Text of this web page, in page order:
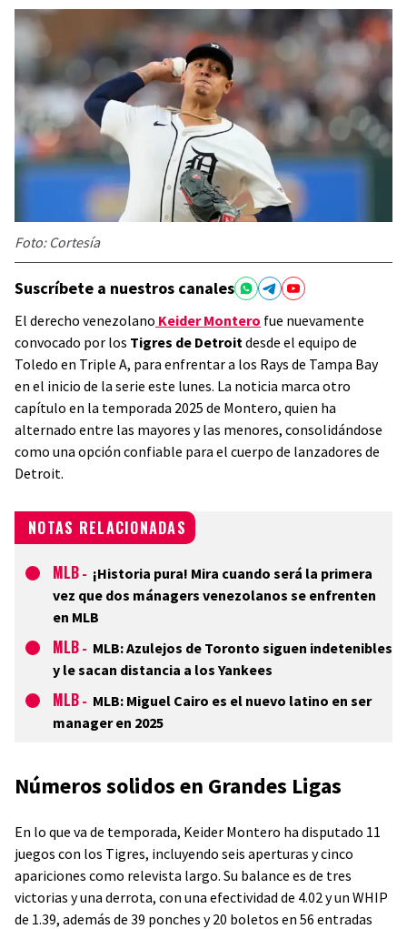
Foto: Cortesía
Suscríbete a nuestros canales
El derecho venezolano Keider Montero fue nuevamente
convocado por los Tigres de Detroitdesde el equipo de
Toledo en Triple A, para enfrentar a los Rays de Tampa Bay
en el inicio de la serie este lunes. La noticia marca otro
capítulo en la temporada 2025 de Montero, quien ha
alternado entre las mayores y las menores, consolidándose
como una opción confiable para el cuerpo de lanzadores de
Detroit.
NOTAS RELACIONADAS
MLB - ¡Historia pura! Mira cuando será la primera
vez que dos mánagers venezolanos se enfrenten
en MLB
MLB - MLB: Azulejos de Toronto siguen indetenibles
y le sacan distancia a los Yankees
MLB - MLB: Miguel Cairo es el nuevo latino en ser
manager en 2025
Números solidos en Grandes Ligas
En lo que va de temporada, Keider Montero ha disputado 11
juegos con los Tigres, incluyendo seis aperturas y cinco
apariciones como relevista largo. Su balance es de tres
victorias y una derrota, con una efectividad de 4.02 y un WHIP
de 1.39, además de 39 ponches y 20 boletos en 56 entradas